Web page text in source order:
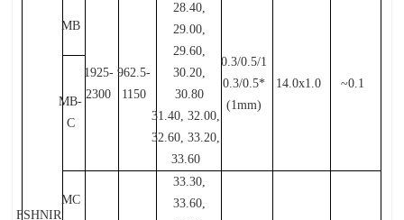
FSHNIR
MB
1925-
2300
962.5-
1150
28.40,
29.00,
29.60,
30.20,
30.80
31.40, 32.00,
32.60, 33.20,
33.60
0.3/0.5/1
0.3/0.5*
(1mm)
14.0x1.0
~0.1
MB-
C
MC
33.30,
33.60,